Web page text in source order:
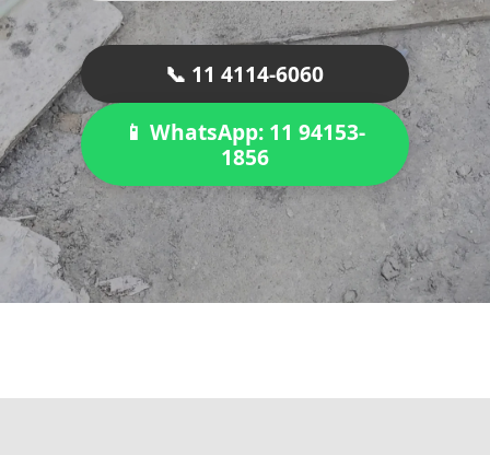
📞 11 4114-6060
📱 WhatsApp: 11 94153-
1856